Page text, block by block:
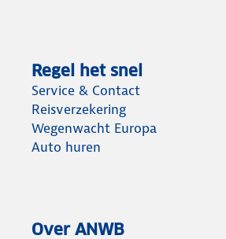
Riviercruises
Op zaterdag 14 en zondag 15
ANWB, speciaal voor
op de MS Dutch Melody in
Regel het snel
Service & Contact
Reisverzekering
Wegenwacht Europa
Auto huren
Over ANWB